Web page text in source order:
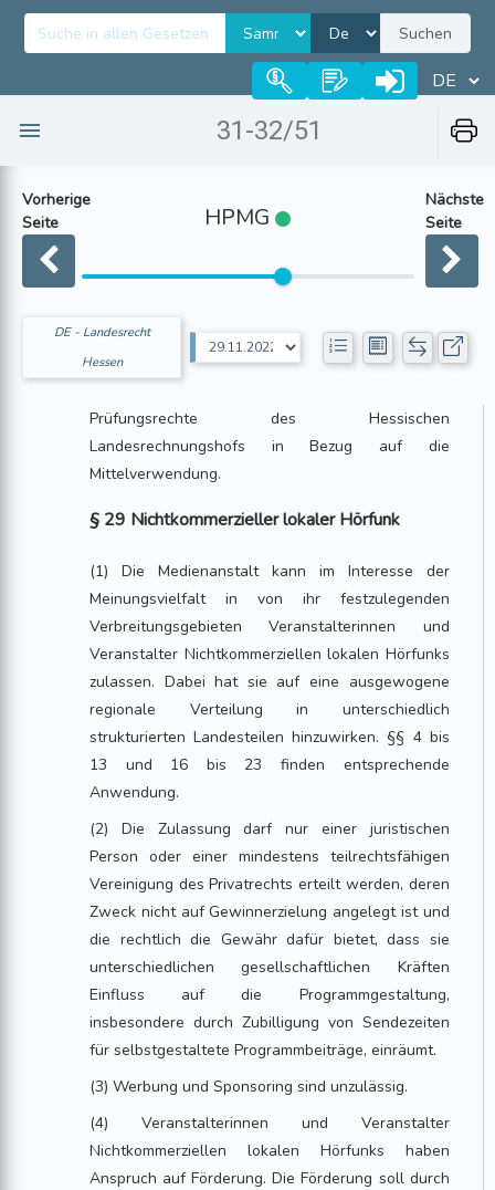
Suchen
31-32/51
Vorherige
Seite
HPMG
Nächste
Seite
DE - Landesrecht
Hessen
Prüfungsrechte des Hessischen
Landesrechnungshofs in Bezug auf die
Mittelverwendung.
§ 29 Nichtkommerzieller lokaler Hörfunk
(1) Die Medienanstalt kann im Interesse der
Meinungsvielfalt in von ihr festzulegenden
Verbreitungsgebieten Veranstalterinnen und
Veranstalter Nichtkommerziellen lokalen Hörfunks
zulassen. Dabei hat sie auf eine ausgewogene
regionale Verteilung in unterschiedlich
strukturierten Landesteilen hinzuwirken. §§ 4 bis
13 und 16 bis 23 finden entsprechende
Anwendung.
(2) Die Zulassung darf nur einer juristischen
Person oder einer mindestens teilrechtsfähigen
Vereinigung des Privatrechts erteilt werden, deren
Zweck nicht auf Gewinnerzielung angelegt ist und
die rechtlich die Gewähr dafür bietet, dass sie
unterschiedlichen gesellschaftlichen Kräften
Einfluss auf die Programmgestaltung,
insbesondere durch Zubilligung von Sendezeiten
für selbstgestaltete Programmbeiträge, einräumt.
(3) Werbung und Sponsoring sind unzulässig.
(4) Veranstalterinnen und Veranstalter
Nichtkommerziellen lokalen Hörfunks haben
Anspruch auf Förderung. Die Förderung soll durch